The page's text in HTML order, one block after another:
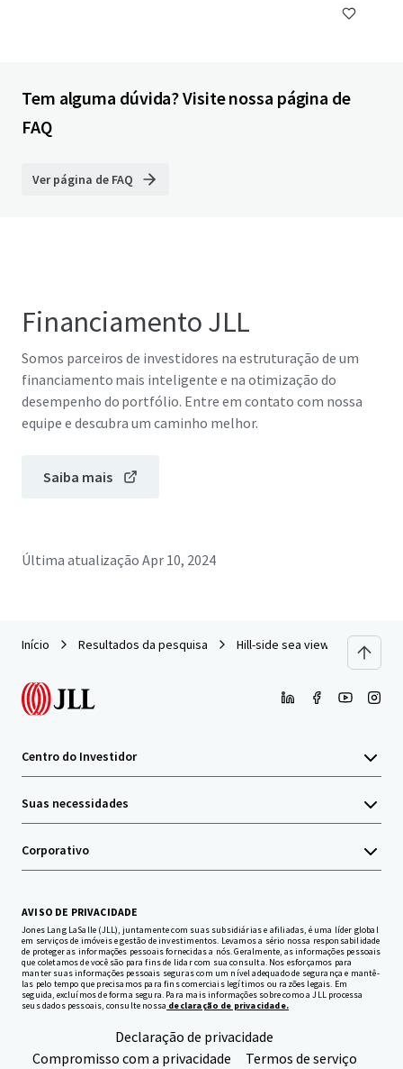
Tem alguma dúvida? Visite nossa página de
FAQ
Ver página de FAQ
Financiamento JLL
Somos parceiros de investidores na estruturação de um
financiamento mais inteligente e na otimização do
desempenho do portfólio. Entre em contato com nossa
equipe e descubra um caminho melhor.
Saiba mais
Última atualização Apr 10, 2024
Início Resultados da pesquisa Hill-side sea view 7-rai in Krabi
Centro do Investidor
Suas necessidades
Corporativo
AVISO DE PRIVACIDADE
Jones Lang LaSalle (JLL), juntamente com suas subsidiárias e afiliadas, é uma líder global
em serviços de imóveis e gestão de investimentos. Levamos a sério nossa responsabilidade
de proteger as informações pessoais fornecidas a nós. Geralmente, as informações pessoais
que coletamos de você são para fins de lidar com sua consulta. Nos esforçamos para
manter suas informações pessoais seguras com um nível adequado de segurança e mantê-
las pelo tempo que precisamos para fins comerciais legítimos ou razões legais. Em
seguida, excluímos de forma segura. Para mais informações sobre como a JLL processa
seus dados pessoais, consulte nossa declaração de privacidade.
Declaração de privacidade
Compromisso com a privacidade
Termos de serviço